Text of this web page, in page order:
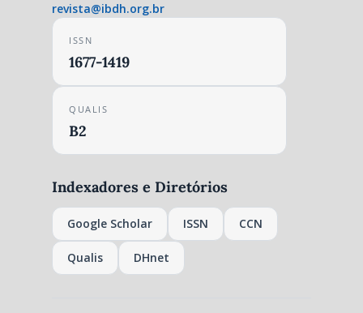
revista@ibdh.org.br
ISSN
1677-1419
QUALIS
B2
Indexadores e Diretórios
Google Scholar ISSN CCN
Qualis DHnet